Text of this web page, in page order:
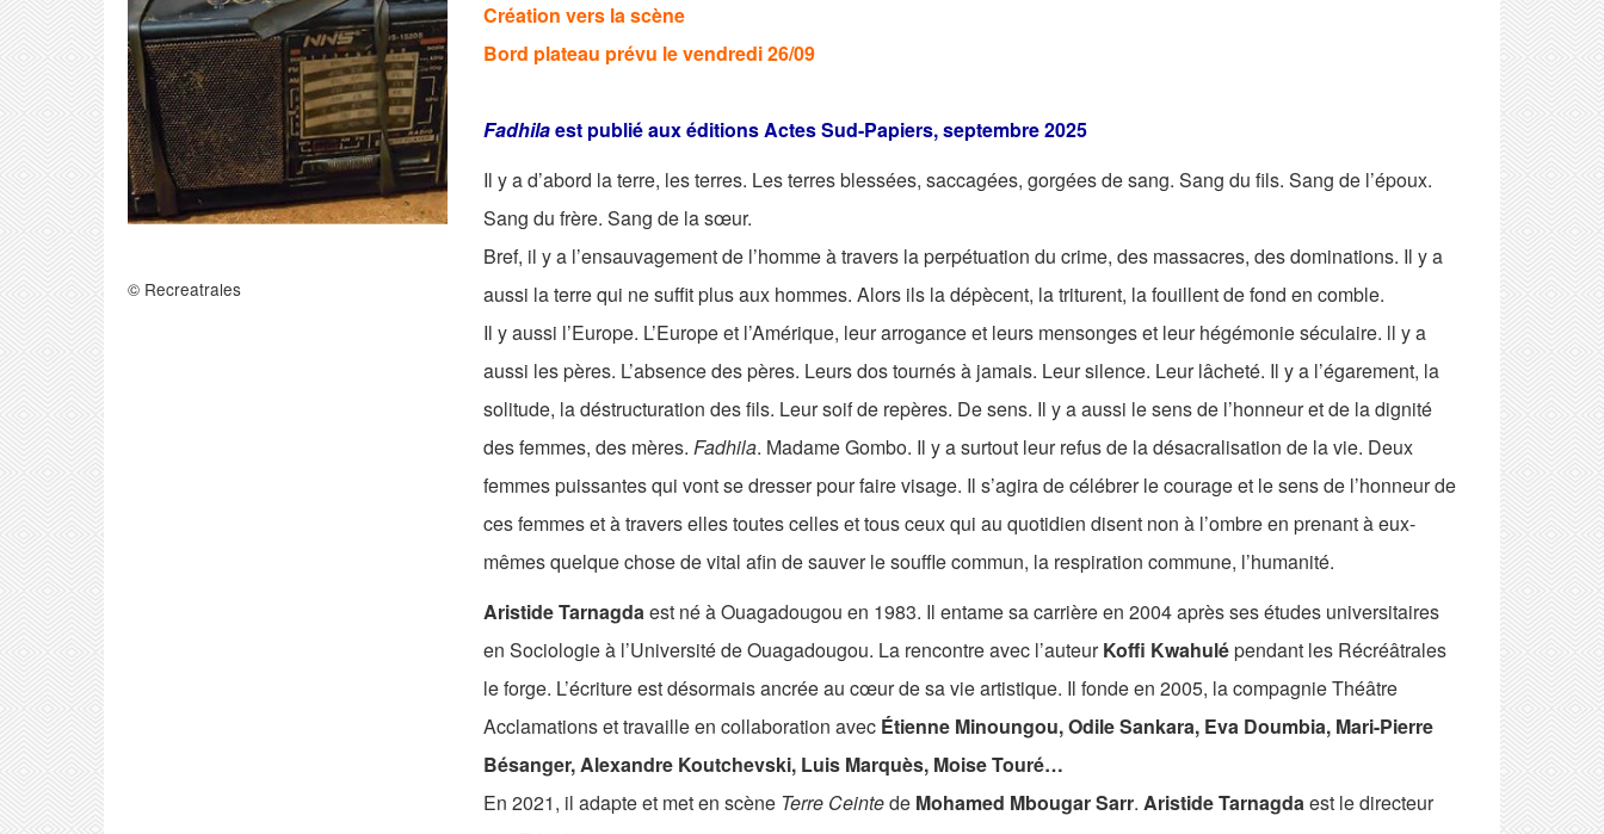
© Recreatrales
Création vers la scène
Bord plateau prévu le vendredi 26/09
Fadhilaest publié aux éditions Actes Sud-Papiers, septembre 2025
Il y a d’abord la terre, les terres. Les terres blessées, saccagées, gorgées de sang. Sang du fils. Sang de l’époux.
Sang du frère. Sang de la sœur.
Bref, il y a l’ensauvagement de l’homme à travers la perpétuation du crime, des massacres, des dominations. Il y a
aussi la terre qui ne suffit plus aux hommes. Alors ils la dépècent, la triturent, la fouillent de fond en comble.
Il y aussi l’Europe. L’Europe et l’Amérique, leur arrogance et leurs mensonges et leur hégémonie séculaire. ll y a
aussi les pères. L’absence des pères. Leurs dos tournés à jamais. Leur silence. Leur lâcheté. Il y a l’égarement, la
solitude, la déstructuration des fils. Leur soif de repères. De sens. Il y a aussi le sens de l’honneur et de la dignité
des femmes, des mères. Fadhila. Madame Gombo. Il y a surtout leur refus de la désacralisation de la vie. Deux
femmes puissantes qui vont se dresser pour faire visage. Il s’agira de célébrer le courage et le sens de l’honneur de
ces femmes et à travers elles toutes celles et tous ceux qui au quotidien disent non à l’ombre en prenant à eux-
mêmes quelque chose de vital afin de sauver le souffle commun, la respiration commune, l’humanité.
Aristide Tarnagdaest né à Ouagadougou en 1983. Il entame sa carrière en 2004 après ses études universitaires
en Sociologie à l’Université de Ouagadougou. La rencontre avec l’auteurKoffi Kwahulépendant les Récréâtrales
le forge. L’écriture est désormais ancrée au cœur de sa vie artistique. Il fonde en 2005, la compagnie Théâtre
Acclamations et travaille en collaboration avec Étienne Minoungou, Odile Sankara, Eva Doumbia, Mari-Pierre
Bésanger, Alexandre Koutchevski, Luis Marquès, Moise Touré…
En 2021, il adapte et met en scène Terre Ceintede Mohamed Mbougar Sarr. Aristide Tarnagdaest le directeur